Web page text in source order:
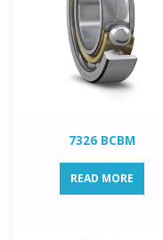
7326 BCBM
READ MORE